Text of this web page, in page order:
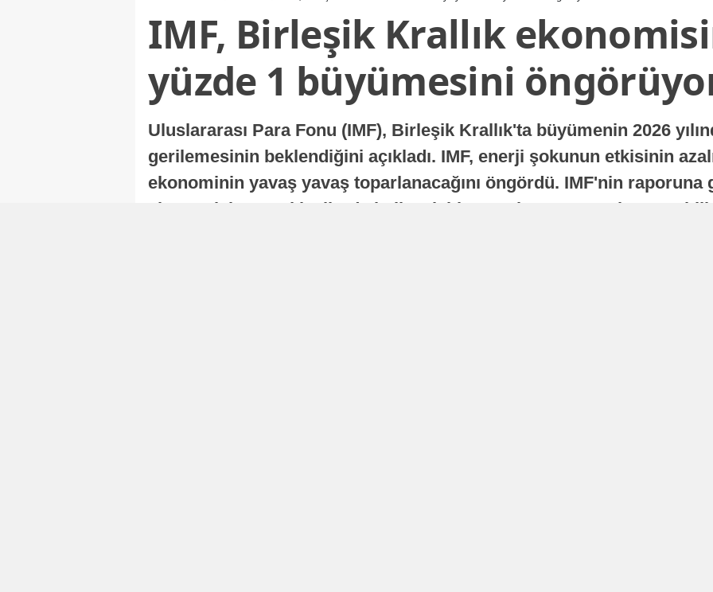
IMF, Birleşik Krallık
yüzde 1 büyümesini
Uluslararası Para Fonu (IMF), Birleşik Krallık'ta büyümenin 2026
gerilemesinin beklendiğini açıkladı. IMF, enerji şokunun etkisinin
ekonominin yavaş yavaş toparlanacağını öngördü. IMF'nin raporuna
ekonomisi, sonraki yıllarda istikrarlı bir toparlanma süreci